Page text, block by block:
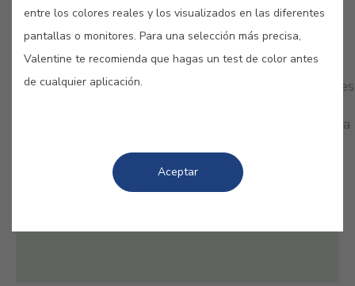
COLORES RELACIONADOS
Disfruta de la naturaleza en tu hogar con los verdes
empolvados… ¡Combina diferentes tonalidades para
entre los colores reales y los visualizados en las diferentes
pantallas o monitores. Para una selección más precisa,
Valentine te recomienda que hagas un test de color antes
de cualquier aplicación.
Aceptar